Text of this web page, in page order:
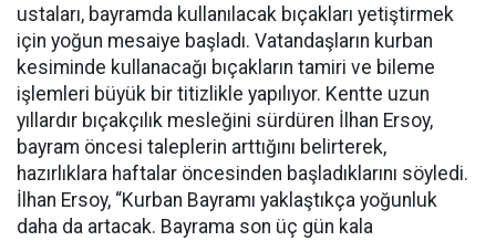
ustaları, bayramda kullanılacak bıçakları yetiştirmek
için yoğun mesaiye başladı. Vatandaşların kurban
kesiminde kullanacağı bıçakların tamiri ve bileme
işlemleri büyük bir titizlikle yapılıyor. Kentte uzun
yıllardır bıçakçılık mesleğini sürdüren İlhan Ersoy,
bayram öncesi taleplerin arttığını belirterek,
hazırlıklara haftalar öncesinden başladıklarını söyledi.
İlhan Ersoy, “Kurban Bayramı yaklaştıkça yoğunluk
daha da artacak. Bayrama son üç gün kala